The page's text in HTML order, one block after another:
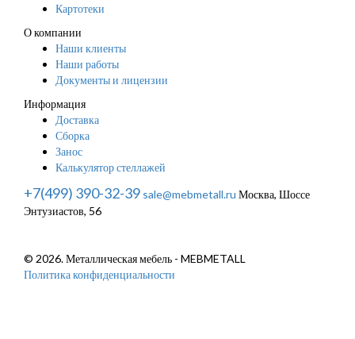
Картотеки
О компании
Наши клиенты
Наши работы
Документы и лицензии
Информация
Доставка
Сборка
Занос
Калькулятор стеллажей
+7(499) 390-32-39 sale@mebmetall.ru Москва, Шоссе
Энтузиастов, 56
© 2026. Металлическая мебель - MEBMETALL
Политика конфиденциальности